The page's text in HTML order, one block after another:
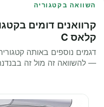
השוואה בקטגוריה
קרוואנים דומים
קלאס C
דגמים נוספים באותה
— להשוואה זה מול זה